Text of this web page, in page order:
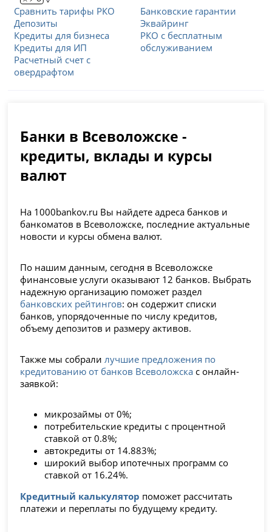
Сравнить тарифы РКО
Депозиты
Кредиты для бизнеса
Кредиты для ИП
Расчетный счет с
овердрафтом
Банковские гарантии
Эквайринг
РКО с бесплатным
обслуживанием
Банки в Всеволожске -
кредиты, вклады и курсы
валют
На 1000bankov.ru Вы найдете адреса банков и
банкоматов в Всеволожске, последние актуальные
новости и курсы обмена валют.
По нашим данным, сегодня в Всеволожске
финансовые услуги оказывают 12 банков. Выбрать
надежную организацию поможет раздел
банковских рейтингов: он содержит списки
банков, упорядоченные по числу кредитов,
объему депозитов и размеру активов.
Также мы собрали лучшие предложения по
кредитованию от банков Всеволожска с онлайн-
заявкой:
микрозаймы от 0%;
потребительские кредиты с процентной
ставкой от 0.8%;
автокредиты от 14.883%;
широкий выбор ипотечных программ со
ставкой от 16.24%.
Кредитный калькулятор поможет рассчитать
платежи и переплаты по будущему кредиту.